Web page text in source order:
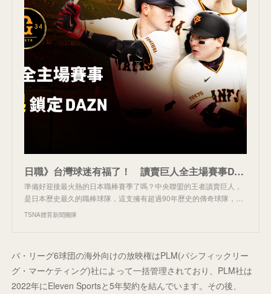
日職》台灣球迷有福了！ 讀賣巨人全主場賽事DAZN都看得到 - TSNA體育新聞團隊
準備好迎接最火熱的日本職棒賽季了嗎？中央聯盟的王者讀賣巨人，
是日本歷史最久的職棒球隊，這支擁有超過90年歷史的傳奇球隊，…
TSNA體育新聞團隊
パ・リーグ6球団の海外向けの放映権はPLM(パシフィックリー
グ・マーケティング)社によって一括管理されており、PLM社は
2022年にEleven Sportsと5年契約を結んでいます。その後、